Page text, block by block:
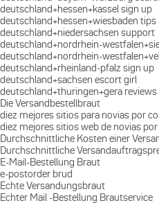
deutschland+hessen+kassel sign up
deutschland+hessen+wiesbaden tips
deutschland+niedersachsen support
deutschland+nordrhein-
deutschland+nordrhein-
deutschland+rheinland-pfalz sign up
deutschland+sachsen escort girl
deutschland+thuringen+gera reviews
Die Versandbestellbraut
diez mejores sitios para novias por
diez mejores sitios web de novias
Durchschnittliche Kosten einer
Durchschnittliche
E-Mail-Bestellung Braut
e-postorder brud
Echte Versandungsbraut
Echter Mail -Bestellung Brautservice